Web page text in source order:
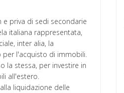
e priva di sedi secondarie
italiana rappresentata,
inter alia, la
per l'acquisto di immobili.
la stessa, per investire in
all'estero.
liquidazione delle